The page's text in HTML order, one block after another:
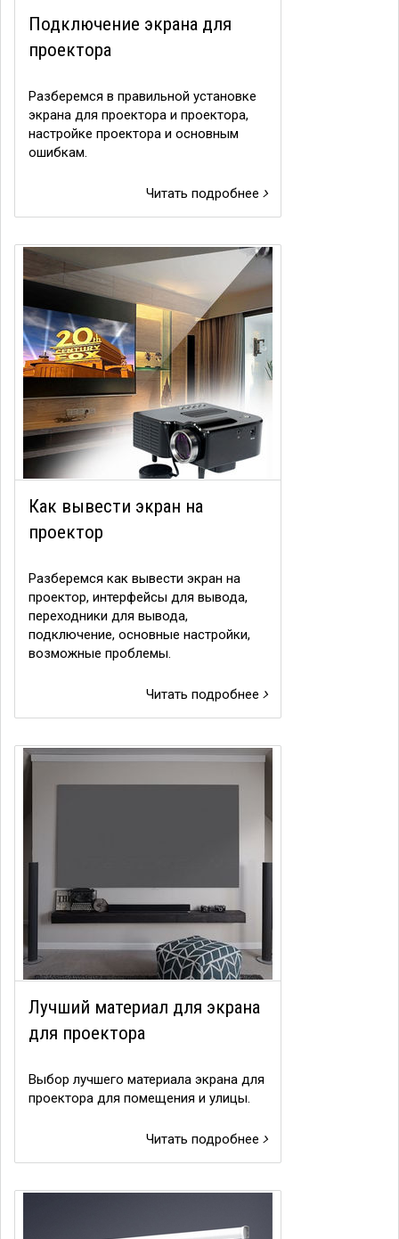
Подключение экрана для
проектора
Разберемся в правильной установке
экрана для проектора и проектора,
настройке проектора и основным
ошибкам.
Читать подробнее
Как вывести экран на
проектор
Разберемся как вывести экран на
проектор, интерфейсы для вывода,
переходники для вывода,
подключение, основные настройки,
возможные проблемы.
Читать подробнее
Лучший материал для экрана
для проектора
Выбор лучшего материала экрана для
проектора для помещения и улицы.
Читать подробнее